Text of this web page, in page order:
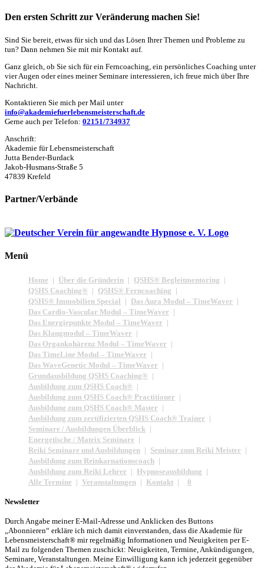
Den ersten Schritt zur Veränderung machen Sie!
Sind Sie bereit, etwas für sich und das Lösen Ihrer Themen und Probleme zu
tun? Dann nehmen Sie mit mir Kontakt auf.
Ganz gleich, ob Sie sich für ein Ferncoaching, ein persönliches Coaching unter
vier Augen oder eines meiner Seminare interessieren, ich freue mich über Ihre
Nachricht.
Kontaktieren Sie mich per Mail unter
info@akademiefuerlebensmeisterschaft.de
Gerne auch per Telefon: 02151/734937
Anschrift:
Akademie für Lebensmeisterschaft
Jutta Bender-Burdack
Jakob-Husmans-Straße 5
47839 Krefeld
Partner/Verbände
Menü
Home Über die Gründerin
QSHS® Begleitmentoring
QSHS Coaching®
QSHS® Ferncoaching
QSHS® Immobilien Special
Das Aura Modul – TimeWaver
Das Cardio-Vascular Modul – TimeWaver
Das Energiepunkte Modul – TimeWaver
Das Klangmodul – TimeWaver
Das Organkohärenz Modul – TimeWaver
Das TimeLine Modul – TimeWaver
Das WaveGenetic Modul – TimeWaver
Grundausbildung QSHS Coaching®
Ausbildung zum QSHS Coach®
Ausbildung zum QSHS Coach® Practitioner
Ausbildung zum QSHS Coach® Master
Ausbildung zum zertifizierten QSHS Coach® Trainer
Seminare / Ausbildungen Überblick
Energetische / Matrix Seminare
Reiki Seminare und Ausbildungen
Seminar zum Reiki Meister
Ausbildung zum Reinkarnationscoach
Ausbildung zum Reiki Lehrer
Hypnoseausbildung
Alle Termine
Veranstaltungen Kontakt 0
Newsletter
Durch Angabe meiner E-Mail-Adresse und Anklicken des Buttons
„Abonnieren“ erkläre ich mich damit einverstanden, dass die Akademie für
Lebensmeisterschaft® mir regelmäßig Informationen und Neuigkeiten per E-
Mail zu folgenden Themen zuschickt: Neuigkeiten, Termine, Ankündigungen,
Seminare, Veranstaltungen. Meine Einwilligung kann ich jederzeit gegenüber